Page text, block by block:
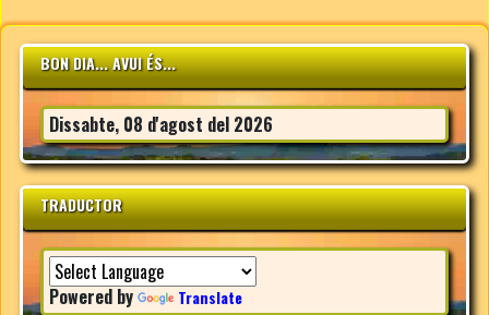
BON DIA... AVUI ÉS...
Dissabte, 08 d'agost del 2026
TRADUCTOR
Powered by Translate